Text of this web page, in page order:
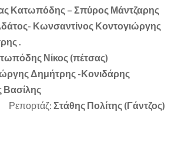
Κατωπόδης – Σπύρος Μάντζαρης
Κωνσαντίνος Κοντογιώργης
.
Νίκος (πέτσας)
Δημήτρης -Κονιδάρης
Ρεπορτάζ: Στάθης Πολίτης (Γάντζος)